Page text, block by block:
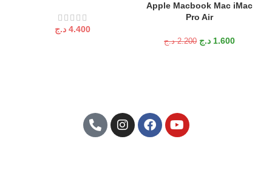
4.400 د.ج
Apple Macbook Mac iMac
Pro Air
2.200 د.ج 1.600 د.ج